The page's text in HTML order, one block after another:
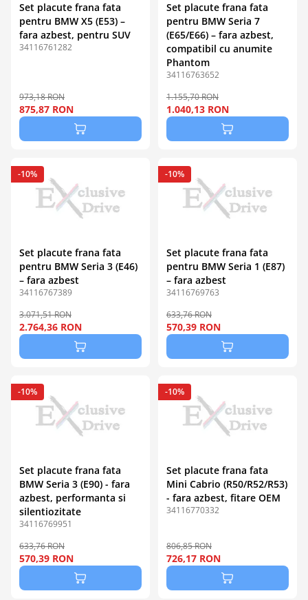
Set placute frana fata
pentru BMW X5 (E53) –
fara azbest, pentru SUV
34116761282
973,18 RON
875,87 RON
Set placute frana fata
pentru BMW Seria 7
(E65/E66) – fara azbest,
compatibil cu anumite
Phantom
34116763652
1.155,70 RON
1.040,13 RON
Set placute frana fata
pentru BMW Seria 3 (E46)
– fara azbest
34116767389
3.071,51 RON
2.764,36 RON
-10%
Set placute frana fata
pentru BMW Seria 1 (E87)
– fara azbest
34116769763
633,76 RON
570,39 RON
-10%
Set placute frana fata
BMW Seria 3 (E90) - fara
azbest, performanta si
silentiozitate
34116769951
633,76 RON
570,39 RON
-10%
Set placute frana fata
Mini Cabrio (R50/R52/R53)
- fara azbest, fitare OEM
34116770332
806,85 RON
726,17 RON
-10%